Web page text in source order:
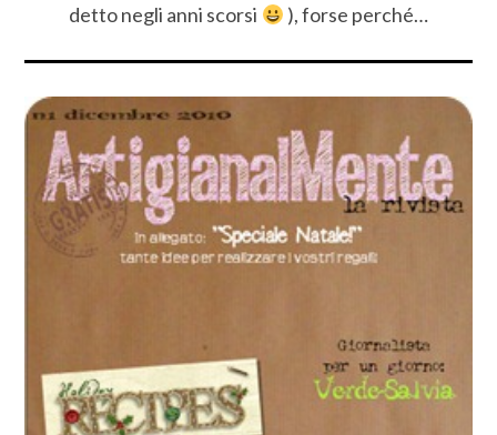
detto negli anni scorsi
), forse perché…